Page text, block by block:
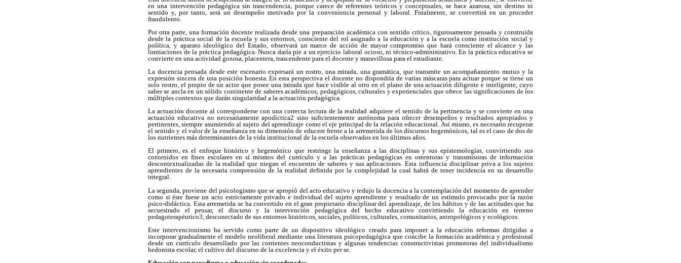
en una intervención pedagógica sin trascendencia, porque carece de referentes teóricos y conceptuales, se hace azarosa, sin destino ni
sentido y, por tanto, será un desempeño motivado por la conveniencia personal y laboral. Finalmente, se convertirá en un proceder
fraudulento.
Por otra parte, una formación docente realizada desde una preparación académica con sentido crítico, rigurosamente pensada y construida
desde la práctica social de la escuela y sus entornos, consciente del rol asignado a la educación y a la escuela como institución social y
política, y aparato ideológico del Estado, observará un marco de acción de mayor compromiso que hará consciente el alcance y las
limitaciones de la práctica pedagógica. Nunca daría pie a un ejercicio laboral ocioso, ni técnico-administrativo. En la práctica educativa se
convierte en una actividad gozosa, placentera, trascendente para el docente y maravillosa para el estudiante.
La docencia pensada desde este escenario expresará un rostro, una mirada, una gramática, que transmite un acompañamiento mutuo y la
expresión sincera de una posición honesta. En esta perspectiva el docente no dispondría de varias máscaras para actuar porque se tiene un
solo rostro, el propio de un actor que posee una mirada que hace visible al otro en el plano de una actuación diligente e inteligente, cuyo
saber se ancla en un sólido continente de saberes académicos, pedagógicos, culturales y experienciales que ofrece las significaciones de los
múltiples contextos que darán singularidad a la actuación pedagógica.
La actuación docente al corresponderse con una correcta lectura de la realidad adquiere el sentido de la pertinencia y se convierte en una
actuación educativa no necesariamente apodíctica2 sino suficientemente autónoma para ofrecer desempeños y resultados apropiados y
pertinentes, siempre asumiendo al sujeto del aprendizaje como el eje principal de la relación educacional. Así mismo, es necesario recuperar
el sentido y el valor de la enseñanza en su dimensión de educere frente a la arremetida de los discursos hegemónicos, tal es el caso de dos de
los nutrientes más determinantes de la vida institucional de la escuela observados en los últimos años.
El primero, es el enfoque histórico y hegemónico que restringe la enseñanza a las disciplinas y sus epistemologías, convirtiendo sus
contenidos en fines escolares en sí mismos del currículo y a las prácticas pedagógicas en ostentoras y transmisoras de información
descontextualizadas de la realidad que niegan el encuentro de saberes y sus aplicaciones. Esta influencia disciplinar priva a los sujetos
aprendientes de la necesaria comprensión de la realidad definida por la complejidad la cual habrá de tener incidencia en su desarrollo
integral.
La segunda, proviene del psicologismo que se apropió del acto educativo y redujo la docencia a la contemplación del momento de aprender
como si éste fuese un acto estrictamente privado e individual del sujeto aprendiente y resultado de un estímulo provocado por la razón
psico-didáctica. Esta arremetida se ha convertido en el gran propietario disciplinar del aprendizaje, de los hábitos y de las actitudes que ha
secuestrado el pensar, el discurso y la intervención pedagógica del hecho educativo convirtiendo la educación en terreno
pedagoterapéutico3, desconectado de sus entornos históricos, sociales, políticos, culturales, comunitarios, antropológicos y ecológicos.
Este intervencionismo ha servido como parte de un dispositivo ideológico creado para imponer a la educación reformas dirigidas a
incorporar gradualmente el modelo neoliberal mediante una literatura psicopedagógica que concibe la formación académica y profesional
desde un currículo desarrollado por las corrientes neoconductistas y algunas tendencias constructivistas promotoras del individualismo
hedonista escolar, el cultivo del discurso de la excelencia y el éxito per se.